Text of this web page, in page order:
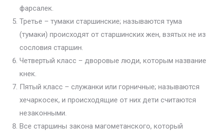
фарсалек.
Третье – тумаки старшинские; называются тума
(тумаки) происходят от старшинских жен, взятых не из
сословия старшин.
Четвертый класс – дворовые люди, которым название
кнек.
Пятый класс – служанки или горничные; называются
хечаркосек, и происходящие от них дети считаются
незаконными.
Все старшины закона магометанского, который